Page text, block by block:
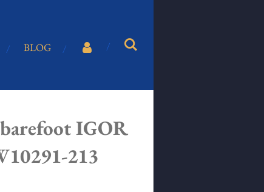
BLOG
IGOR
213